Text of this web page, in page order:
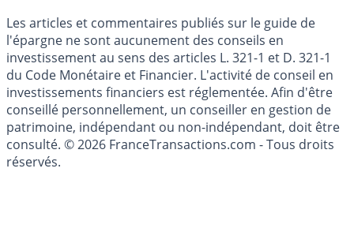
Cookies
Les articles et commentaires publiés sur le guide de
l'épargne ne sont aucunement des conseils en
investissement au sens des articles L. 321-1 et D. 321-1
du Code Monétaire et Financier. L'activité de conseil en
investissements financiers est réglementée. Afin d'être
conseillé personnellement, un conseiller en gestion de
patrimoine, indépendant ou non-indépendant, doit être